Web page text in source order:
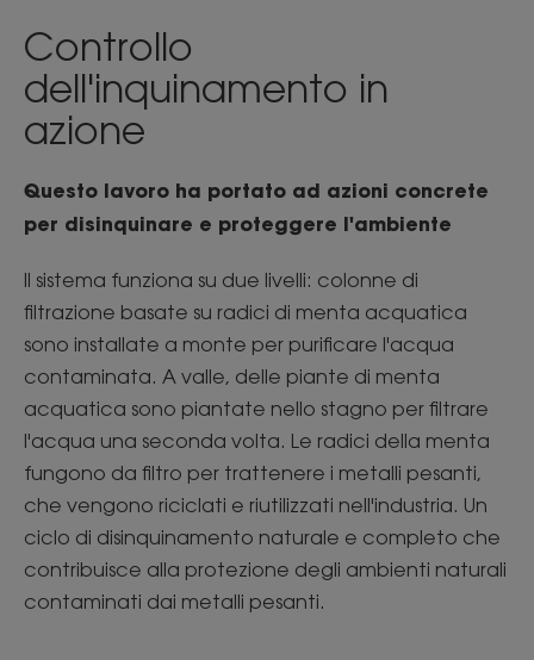
Controllo
dell'inquinamento in
azione
Questo lavoro ha portato ad azioni concrete
per disinquinare e proteggere l'ambiente
Il sistema funziona su due livelli: colonne di
filtrazione basate su radici di menta acquatica
sono installate a monte per purificare l'acqua
contaminata. A valle, delle piante di menta
acquatica sono piantate nello stagno per filtrare
l'acqua una seconda volta. Le radici della menta
fungono da filtro per trattenere i metalli pesanti,
che vengono riciclati e riutilizzati nell'industria. Un
ciclo di disinquinamento naturale e completo che
contribuisce alla protezione degli ambienti naturali
contaminati dai metalli pesanti.